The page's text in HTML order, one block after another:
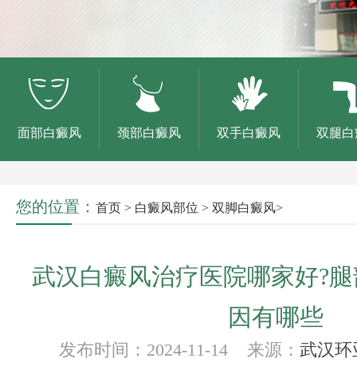
面部白癜风 颈部白癜风 双手白癜风 双腿
您的位置： 首页 > 白癜风部位 > 双脚白癜风>
武汉白癜风治疗医院哪家好?
因有哪些
发布时间：2024-11-14 来源： 武汉环